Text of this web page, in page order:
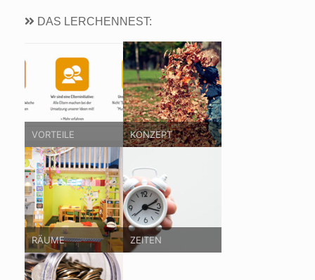
DAS LERCHENNEST:
VORTEILE KONZEPT
RÄUME ZEITEN